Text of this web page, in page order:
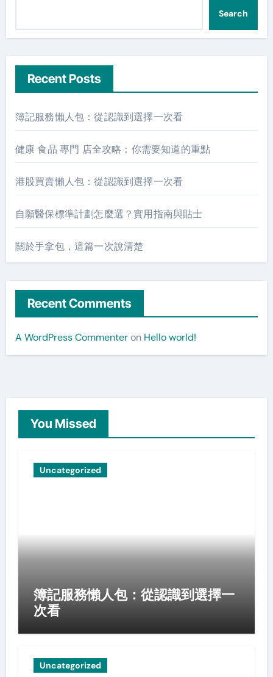
Search
Recent Posts
簿記服務懶人包：從認識到選擇一次看
健康 食品 專門 店全攻略：你需要知道的重點
港股買賣懶人包：從認識到選擇一次看
自願醫保標準計劃怎麼選？實用指南與貼士
關於手拿包，這篇一次說清楚
Recent Comments
A WordPress Commenteron Hello world!
You Missed
Uncategorized
簿記服務懶人包：從認識到選擇一
次看
Uncategorized